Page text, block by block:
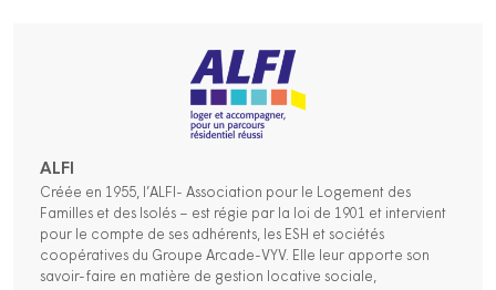
ALFI
Créée en 1955, l’ALFI- Association pour le Logement des
Familles et des Isolés – est régie par la loi de 1901 et intervient
pour le compte de ses adhérents, les ESH et sociétés
coopératives du Groupe Arcade-VYV. Elle leur apporte son
savoir-faire en matière de gestion locative sociale,